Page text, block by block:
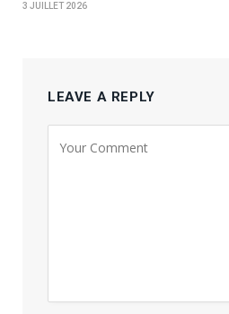
3 JUILLET 2026
LEAVE A REPLY